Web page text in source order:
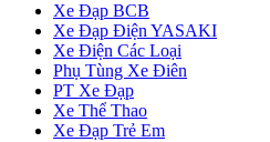
Xe Đạp BCB
Xe Đạp Điện YASAKI
Xe Điện Các Loại
Phụ Tùng Xe Điên
PT Xe Đạp
Xe Thể Thao
Xe Đạp Trẻ Em